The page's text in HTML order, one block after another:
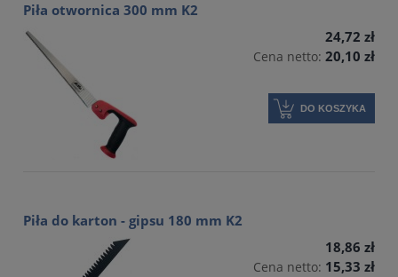
Piła otwornica 300 mm K2
24,72 zł
Cena netto: 20,10 zł
DO KOSZYKA
Piła do karton - gipsu 180 mm K2
18,86 zł
Cena netto: 15,33 zł